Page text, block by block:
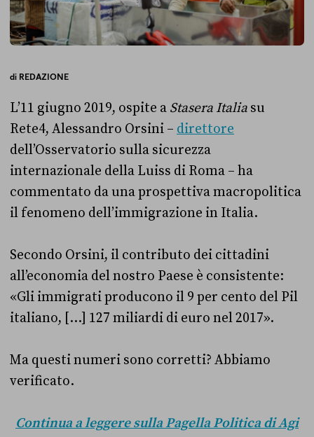
di REDAZIONE
L’11 giugno 2019, ospite a Stasera Italia su
Rete4, Alessandro Orsini – direttore
dell’Osservatorio sulla sicurezza
internazionale della Luiss di Roma – ha
commentato da una prospettiva macropolitica
il fenomeno dell’immigrazione in Italia.
Secondo Orsini, il contributo dei cittadini
all’economia del nostro Paese è consistente:
«Gli immigrati producono il 9 per cento del Pil
italiano, […] 127 miliardi di euro nel 2017».
Ma questi numeri sono corretti? Abbiamo
verificato.
Continua a leggere sulla Pagella Politica di Agi